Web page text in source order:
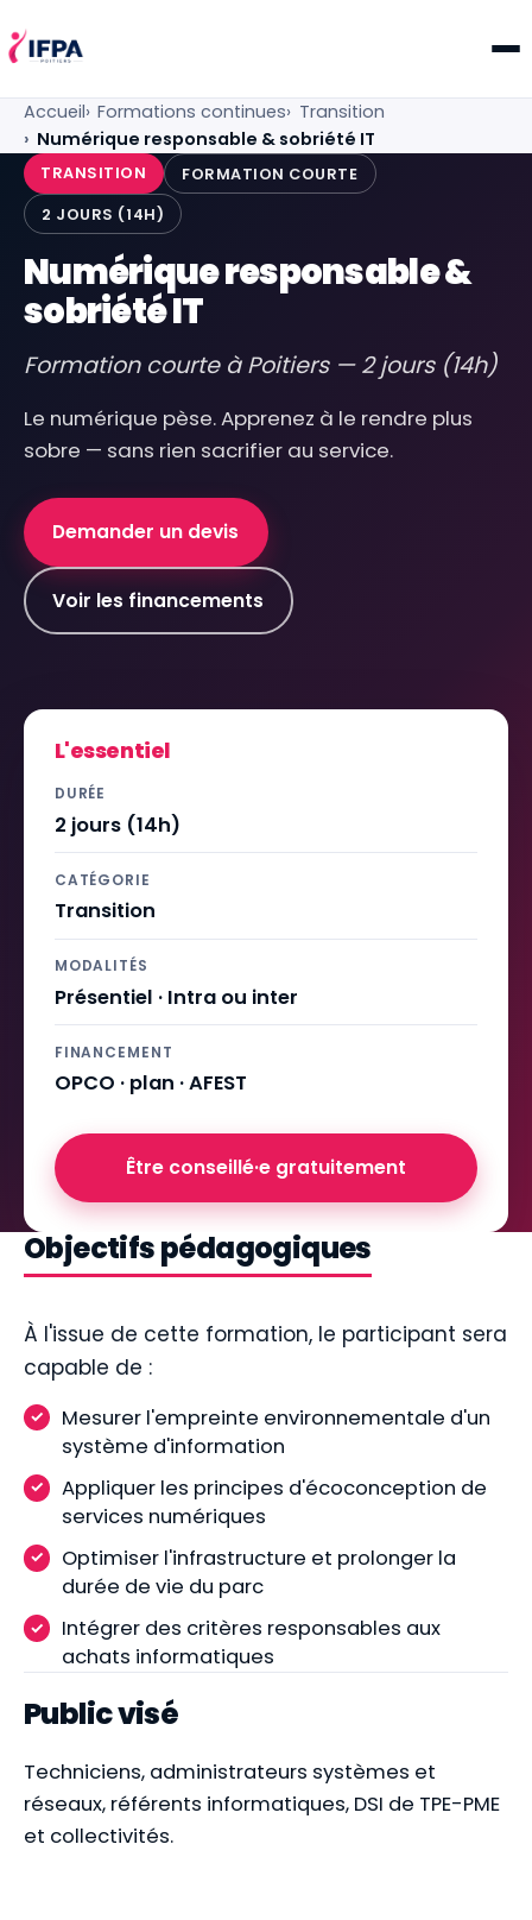
IFPA Poitiers — Centre de formation professionnelle
Accueil Formations continues
Transition
Numérique responsable & sobriété IT
TRANSITION FORMATION COURTE
2 JOURS (14H)
Numérique responsable &
sobriété IT
Formation courte à Poitiers — 2 jours (14h)
Le numérique pèse. Apprenez à le rendre plus
sobre — sans rien sacrifier au service.
Demander un devis
Voir les financements
L'essentiel
DURÉE
2 jours (14h)
CATÉGORIE
Transition
MODALITÉS
Présentiel · Intra ou inter
FINANCEMENT
OPCO · plan · AFEST
Être conseillé·e gratuitement
Objectifs pédagogiques
À l'issue de cette formation, le participant sera
capable de :
Mesurer l'empreinte environnementale d'un
système d'information
Appliquer les principes d'écoconception de
services numériques
Optimiser l'infrastructure et prolonger la
durée de vie du parc
Intégrer des critères responsables aux
achats informatiques
Public visé
Techniciens, administrateurs systèmes et
réseaux, référents informatiques, DSI de TPE-PME
et collectivités.